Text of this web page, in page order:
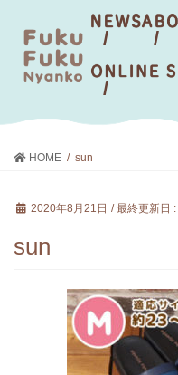
HOME sun
2020年8月21日 / 最終更新日 :
sun